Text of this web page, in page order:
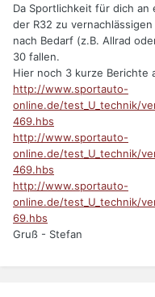
Da Sportlichkeit für dich
der R32 zu
nach Bedarf (z.B. Allrad
30 fallen.
Hier noch 3 kurze Berichte
http://www.sportauto-
online.de/test_U_technik/
469.hbs
http://www.sportauto-
online.de/test_U_technik/
469.hbs
http://www.sportauto-
online.de/test_U_technik/
69.hbs
Gruß - Stefan